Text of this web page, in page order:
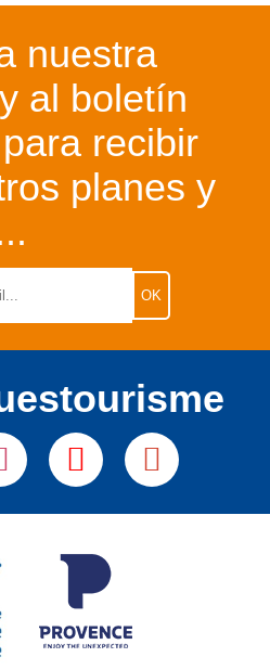
nuestra
al boletín
recibir
planes y